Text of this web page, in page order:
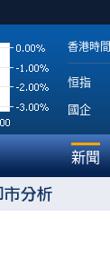
香港時間
恒指
國企
新聞